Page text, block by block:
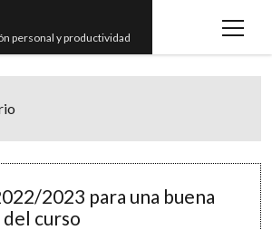
personal y productividad
open
2023 para una buena
curso